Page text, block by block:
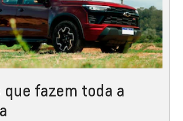
que fazem toda a